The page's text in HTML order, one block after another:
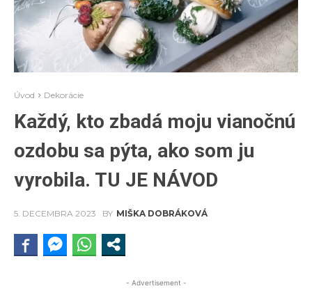
Úvod Dekorácie
Každý, kto zbadá moju vianočnú
ozdobu sa pýta, ako som ju
vyrobila. TU JE NÁVOD
5. DECEMBRA 2023 BY MIŠKA DOBRÁKOVÁ
- Advertisement -